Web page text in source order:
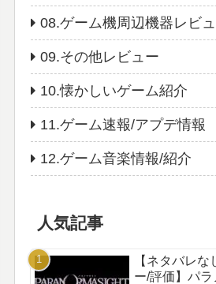
08.ゲーム機周辺機器レビ
09.その他レビュー
10.懐かしいゲーム紹介
11.ゲーム速報/アプデ情報
12.ゲーム音楽情報/紹介
人気記事
【ネタバレな
ー/評価】パラ